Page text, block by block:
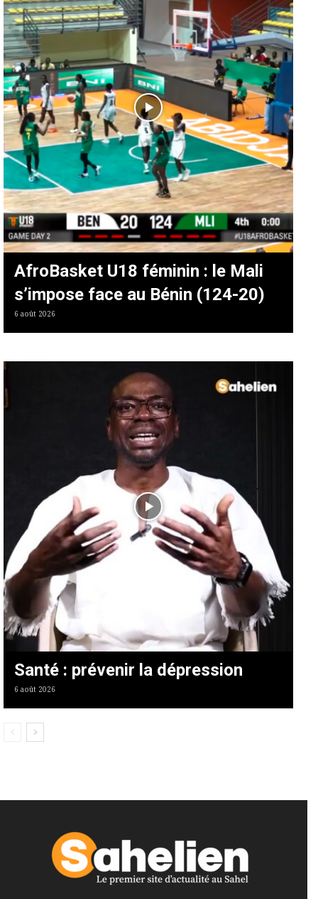
AfroBasket U18 féminin : le Mali
s’impose face au Bénin (124-20)
6 août 2026
Santé : prévenir la dépression
6 août 2026